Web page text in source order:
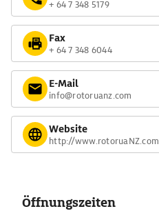
+ 64 7 348 5179
Fax
+ 64 7 348 6044
E-Mail
info@rotoruanz.com
Website
http://www.rotoruaNZ.com
Öffnungszeiten